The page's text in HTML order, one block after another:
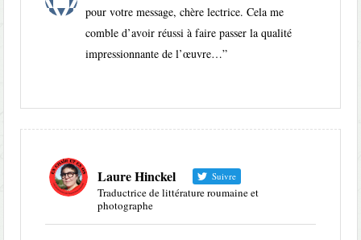
pour votre message, chère lectrice. Cela me
comble d’avoir réussi à faire passer la qualité
impressionnante de l’œuvre…”
Laure Hinckel Suivre
Traductrice de littérature roumaine et
photographe